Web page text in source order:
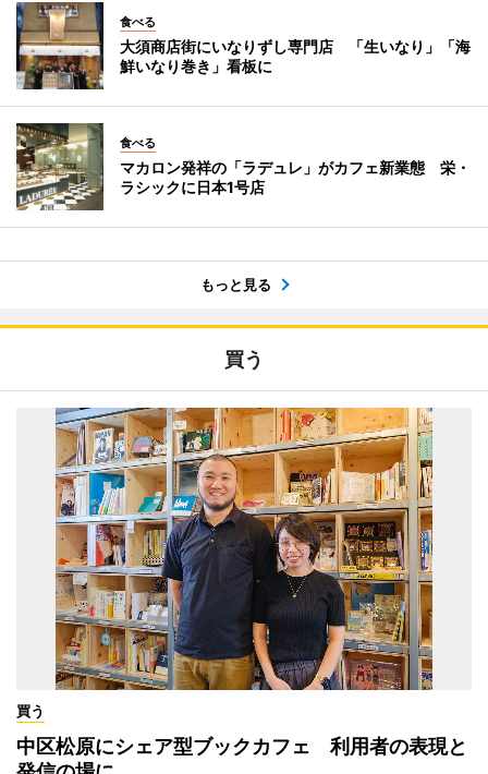
食べる
大須商店街にいなりずし専門店 「生いなり」「海
鮮いなり巻き」看板に
食べる
マカロン発祥の「ラデュレ」がカフェ新業態 栄・
ラシックに日本1号店
もっと見る
買う
買う
中区松原にシェア型ブックカフェ 利用者の表現と